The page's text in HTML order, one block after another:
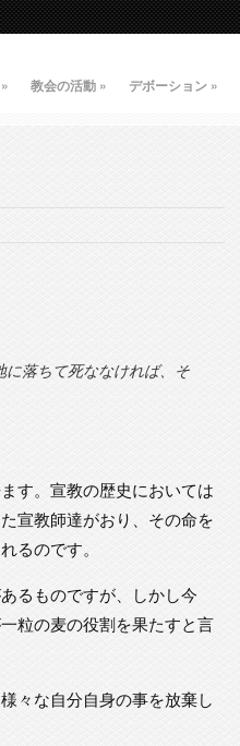
» 教会の活動 » デボーション »
落ちて死ななければ、そ
す。宣教の歴史においては
宣教師達がおり、その命を
るのです。
るものですが、しかし今
粒の麦の役割を果たすと言
々な自分自身の事を放棄し